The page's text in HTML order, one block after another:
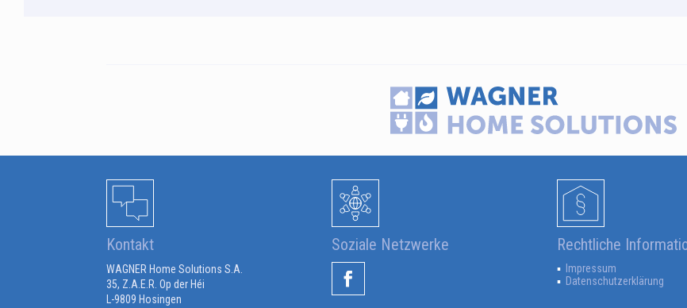
Kontakt
WAGNER Home Solutions S.A.
35, Z.A.E.R. Op der Héi
L-9809 Hosingen
Soziale Netzwerke Rechtliche
Impressum
Datenschutzerklärung